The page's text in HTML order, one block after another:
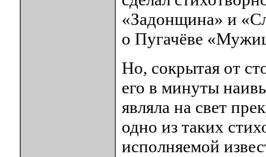
«Задонщина» и
о Пугачёве
Но, сокрытая от
его в минуты
являла на свет
одно из таких
исполняемой